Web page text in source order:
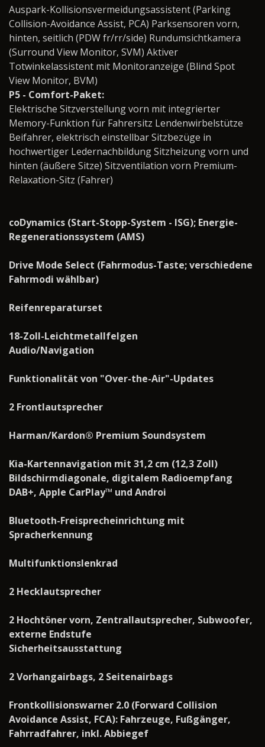
Auspark-Kollisionsvermeidungsassistent (Parking
Collision-Avoidance Assist, PCA) Parksensoren vorn,
hinten, seitlich (PDW fr/rr/side) Rundumsichtkamera
(Surround View Monitor, SVM) Aktiver
Totwinkelassistent mit Monitoranzeige (Blind Spot
View Monitor, BVM)
P5 - Comfort-Paket:
Elektrische Sitzverstellung vorn mit integrierter
Memory-Funktion für Fahrersitz Lendenwirbelstütze
Beifahrer, elektrisch einstellbar Sitzbezüge in
hochwertiger Ledernachbildung Sitzheizung vorn und
hinten (äußere Sitze) Sitzventilation vorn Premium-
Relaxation-Sitz (Fahrer)
coDynamics (Start-Stopp-System - ISG); Energie-
Regenerationssystem (AMS)
Drive Mode Select (Fahrmodus-Taste; verschiedene
Fahrmodi wählbar)
Reifenreparaturset
18-Zoll-Leichtmetallfelgen
Audio/Navigation
Funktionalität von "Over-the-Air"-Updates
2 Frontlautsprecher
Harman/Kardon® Premium Soundsystem
Kia-Kartennavigation mit 31,2 cm (12,3 Zoll)
Bildschirmdiagonale, digitalem Radioempfang
DAB+, Apple CarPlay™ und Androi
Bluetooth-Freisprecheinrichtung mit
Spracherkennung
Multifunktionslenkrad
2 Hecklautsprecher
2 Hochtöner vorn, Zentrallautsprecher, Subwoofer,
externe Endstufe
Sicherheitsausstattung
2 Vorhangairbags, 2 Seitenairbags
Frontkollisionswarner 2.0 (Forward Collision
Avoidance Assist, FCA): Fahrzeuge, Fußgänger,
Fahrradfahrer, inkl. Abbiegef